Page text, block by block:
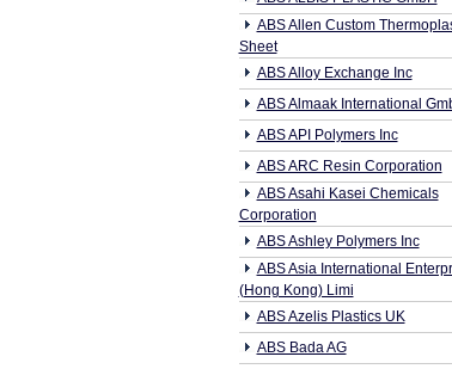
ABS Allen Custom
Sheet
ABS Alloy Exchange Inc
ABS Almaak International
ABS API Polymers Inc
ABS ARC Resin Corporation
ABS Asahi Kasei Chemicals
Corporation
ABS Ashley Polymers Inc
ABS Asia International
(Hong Kong) Limi
ABS Azelis Plastics UK
ABS Bada AG